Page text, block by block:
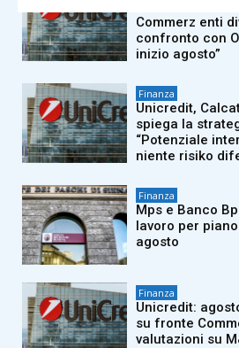
Commerz enti
confronto con
inizio agosto”
Finanza
Unicredit,
spiega la
“Potenziale
niente risiko
Finanza
Mps e Banco
lavoro per
agosto
Finanza
Unicredit:
su fronte
valutazioni su